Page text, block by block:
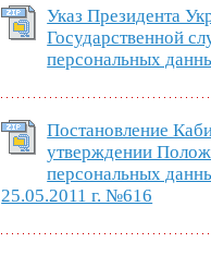
Указ Президента
Государственной
персональных
Постановление
утверждении
персональных
25.05.2011 г. №616